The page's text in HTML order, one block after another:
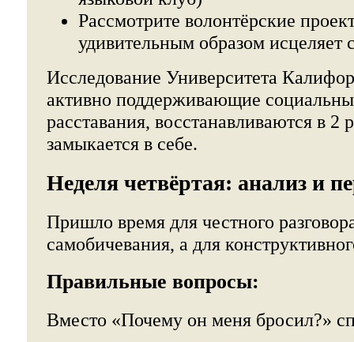
Рассмотрите волонтёрские
удивительным образом исцеляет
Исследование Университета
активно поддерживающие
расставания, восстанавливаются в 2
замыкается в себе.
Неделя четвёртая: анализ и
Пришло время для честного
самобичевания, а для
Правильные вопросы:
Вместо «Почему он меня бросил?»